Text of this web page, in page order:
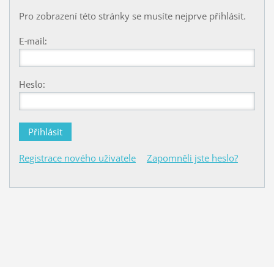
Pro zobrazení této stránky se musíte nejprve přihlásit.
E-mail:
Heslo:
Registrace nového uživatele Zapomněli jste heslo?